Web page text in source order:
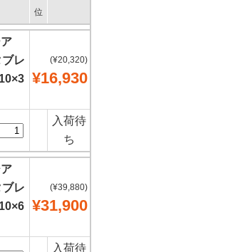
位
レ
(¥20,320)
¥16,930
入荷待
ち
レ
(¥39,880)
¥31,900
入荷待